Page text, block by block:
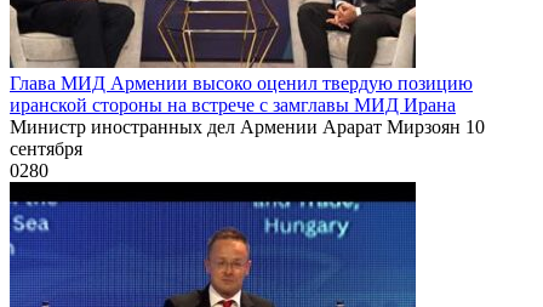
Глава МИД Армении высоко оценил твердую позицию
иранской стороны на встрече с замглавы МИД Ирана
Министр иностранных дел Армении Арарат Мирзоян 10
сентября
0280